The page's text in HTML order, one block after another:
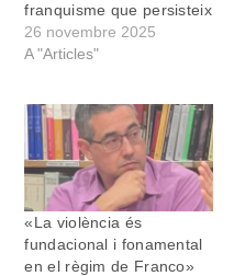
franquisme que persisteix
26 novembre 2025
A "Articles"
«La violència és
fundacional i fonamental
en el règim de Franco»